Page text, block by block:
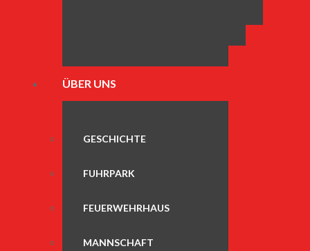
ÜBER UNS
GESCHICHTE
FUHRPARK
FEUERWEHRHAUS
MANNSCHAFT